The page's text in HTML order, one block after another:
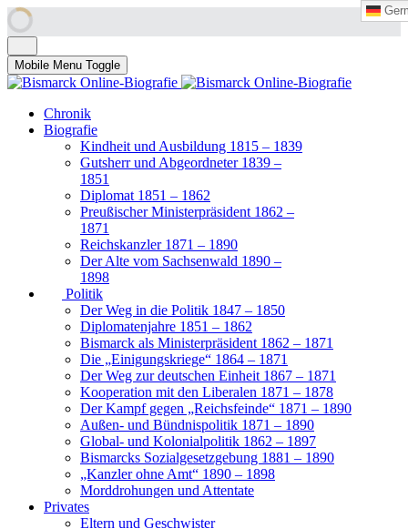
Mobile Menu Toggle
Chronik
Biografie
Kindheit und Ausbildung 1815 – 1839
Gutsherr und Abgeordneter 1839 –
1851
Diplomat 1851 – 1862
Preußischer Ministerpräsident 1862 –
1871
Reichskanzler 1871 – 1890
Der Alte vom Sachsenwald 1890 –
1898
Politik
Der Weg in die Politik 1847 – 1850
Diplomatenjahre 1851 – 1862
Bismarck als Ministerpräsident 1862 – 1871
Die „Einigungskriege“ 1864 – 1871
Der Weg zur deutschen Einheit 1867 – 1871
Kooperation mit den Liberalen 1871 – 1878
Der Kampf gegen „Reichsfeinde“ 1871 – 1890
Außen- und Bündnispolitik 1871 – 1890
Global- und Kolonialpolitik 1862 – 1897
Bismarcks Sozialgesetzgebung 1881 – 1890
„Kanzler ohne Amt“ 1890 – 1898
Morddrohungen und Attentate
Privates
Eltern und Geschwister